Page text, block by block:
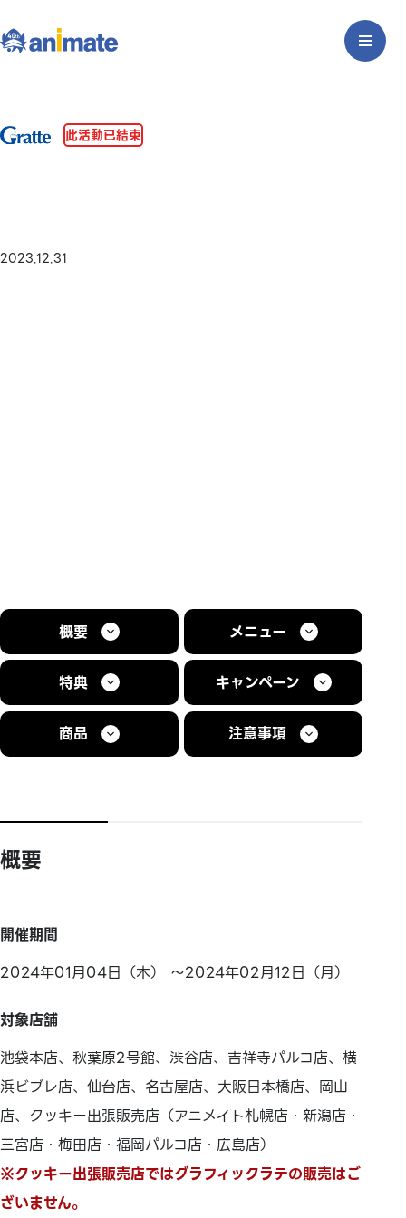
此活動已結束
2023.12.31
概要 メニュー
特典 キャンペーン
商品 注意事項
概要
開催期間
2024年01月04日（木） ～2024年02月12日（月）
対象店舗
池袋本店、秋葉原2号館、渋谷店、吉祥寺パルコ店、横
浜ビブレ店、仙台店、名古屋店、大阪日本橋店、岡山
店、クッキー出張販売店（アニメイト札幌店・新潟店・
三宮店・梅田店・福岡パルコ店・広島店）
※クッキー出張販売店ではグラフィックラテの販売はご
ざいません。